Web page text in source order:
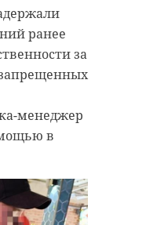
ранее
за
менеджер
в
18
до 7 лет.
кабинеты
пищеблок,
На
зоны по
ВООП,
на
мешает
и
время